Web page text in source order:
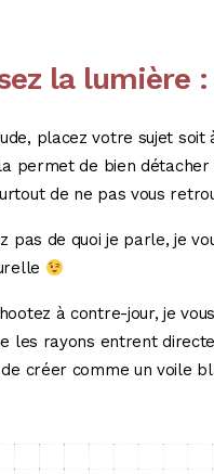
la lumière
placez votre sujet
permet de bien
de ne pas vous
pas de quoi je parle, je
à contre-jour, je
les rayons entrent
créer comme un voile